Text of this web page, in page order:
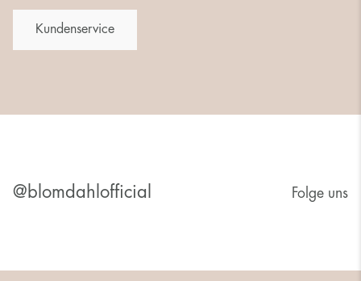
Kundenservice
@blomdahlofficial Folge uns